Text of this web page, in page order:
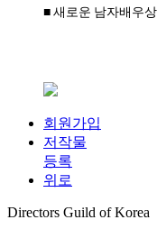
■새로운 남자배우
회원가입
저작물
등록
위로
Directors Guild of Korea